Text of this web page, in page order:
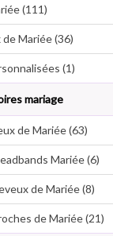
(111)
Mariée (36)
(1)
mariage
de Mariée (63)
Mariée (6)
de Mariée (8)
de Mariée (21)